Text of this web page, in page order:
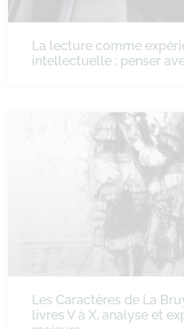
La lecture comme
intellectuelle : penser
Les Caractères de La
livres V à X, analyse et